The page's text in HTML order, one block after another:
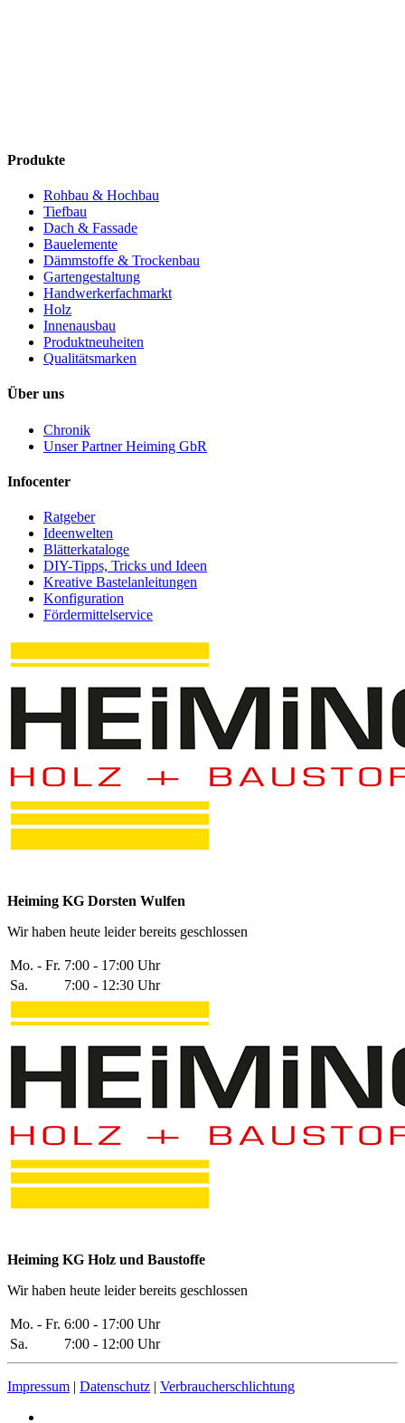
Produkte
Rohbau & Hochbau
Tiefbau
Dach & Fassade
Bauelemente
Dämmstoffe & Trockenbau
Gartengestaltung
Handwerkerfachmarkt
Holz
Innenausbau
Produktneuheiten
Qualitätsmarken
Über uns
Chronik
Unser Partner Heiming GbR
Infocenter
Ratgeber
Ideenwelten
Blätterkataloge
DIY-Tipps, Tricks und Ideen
Kreative Bastelanleitungen
Konfiguration
Fördermittelservice
Heiming KG Dorsten Wulfen
Wir haben heute leider bereits geschlossen
Mo. - Fr. 7:00 - 17:00 Uhr
Sa.
7:00 - 12:30 Uhr
Heiming KG Holz und Baustoffe
Wir haben heute leider bereits geschlossen
Mo. - Fr. 6:00 - 17:00 Uhr
Sa.
7:00 - 12:00 Uhr
Impressum | Datenschutz | Verbraucherschlichtung